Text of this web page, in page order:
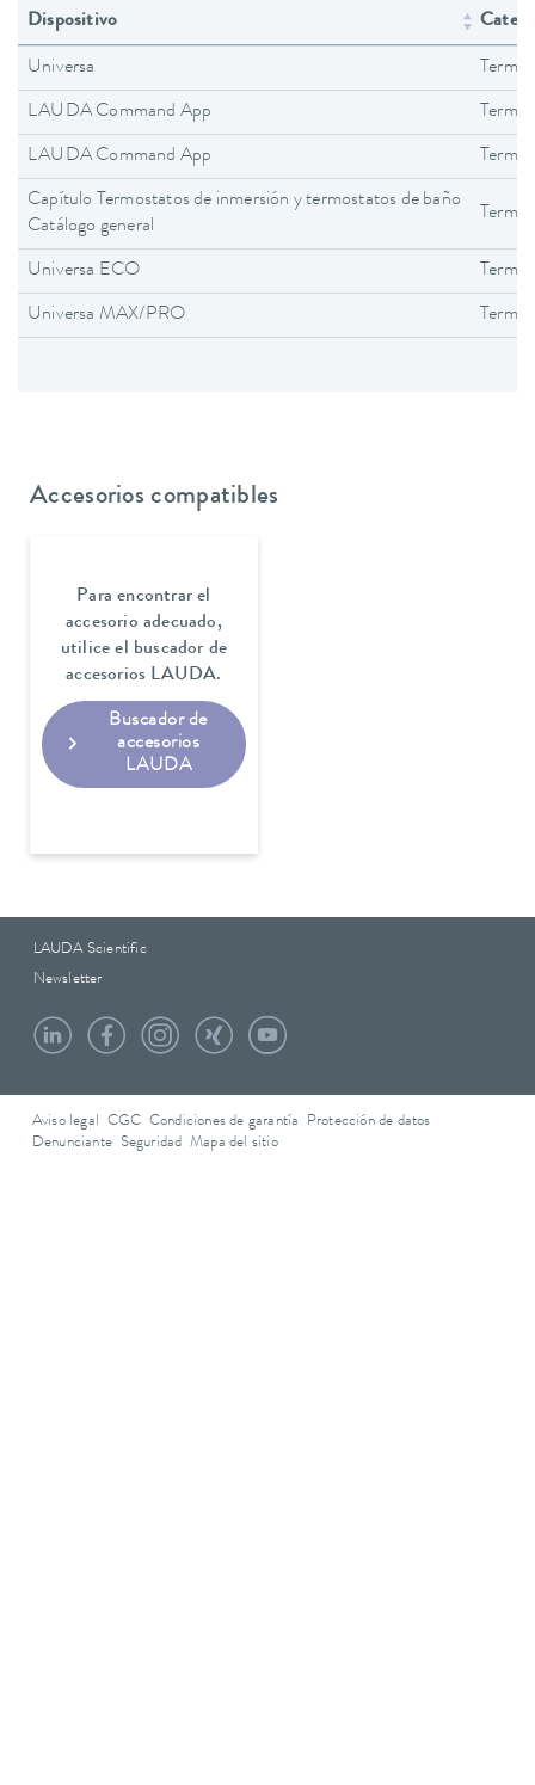
Dispositivo
Universa
LAUDA Command App
LAUDA Command App
Capítulo Termostatos de inmersión y termostatos de baño
Catálogo general
Universa ECO
Universa MAX/PRO
Accesorios compatibles
Para encontrar el
accesorio adecuado,
utilice el buscador de
accesorios LAUDA.
Buscador de
accesorios
LAUDA
LAUDA Scientific
Newsletter
Aviso legal CGC Condiciones de garantía
Protección de datos
Denunciante Seguridad Mapa del sitio